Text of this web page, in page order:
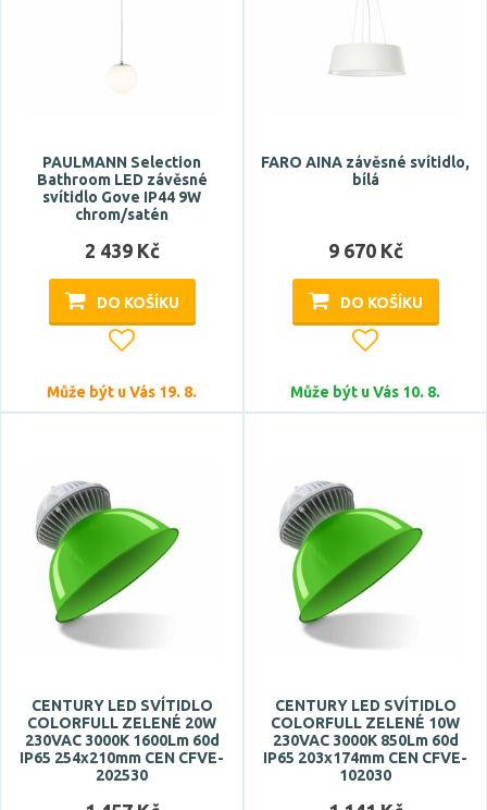
CRI
Stmívatelné
ano
60 °
Typ zdroje
LED
ano
PAULMANN Selection
Bathroom LED závěsné
svítidlo Gove IP44 9W
chrom/satén
2 439 Kč
DO KOŠÍKU
Může být u Vás 19. 8.
FARO AINA závěsné svítidlo,
bílá
9 670 Kč
DO KOŠÍKU
Může být u Vás 10. 8.
CENTURY LED SVÍTIDLO
COLORFULL ZELENÉ 20W
230VAC 3000K 1600Lm 60d
IP65 254x210mm CEN CFVE-
202530
CENTURY LED SVÍTIDLO
COLORFULL ZELENÉ 10W
230VAC 3000K 850Lm 60d
IP65 203x174mm CEN CFVE-
102030